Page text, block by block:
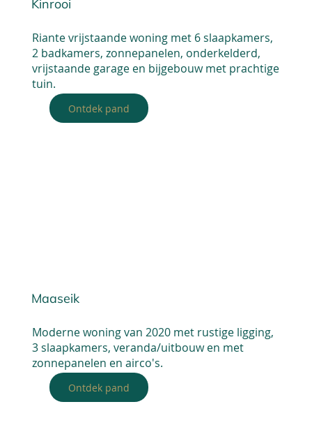
Kinrooi
Riante vrijstaande woning met 6 slaapkamers,
2 badkamers, zonnepanelen, onderkelderd,
vrijstaande garage en bijgebouw met prachtige
tuin.
Ontdek pand
Maaseik
Moderne woning van 2020 met rustige ligging,
3 slaapkamers, veranda/uitbouw en met
zonnepanelen en airco's.
Ontdek pand